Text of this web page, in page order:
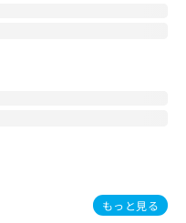
もっと見る